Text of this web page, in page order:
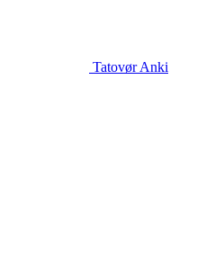
Tatovør Anki